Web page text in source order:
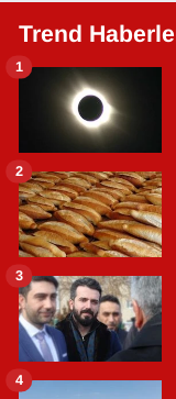
Trend
1
2
3
4